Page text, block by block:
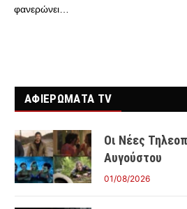
φανερώνει…
ΑΦΙΕΡΩΜΑΤΑ TV
Οι Νέες
Αυγούστου
01/08/2026